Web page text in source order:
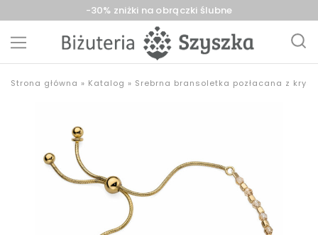
-30% zniżki na obrączki ślubne
Szyszka
z
pozłacaną,
obrączki,
upominki
Strona główna » Katalog » Srebrna bransoletka pozłacana z